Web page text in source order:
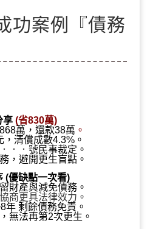
功案例『債務
省830萬』
享(省830萬)
萬，還款38萬 。
清償成數4.3%。
．．． 號民事裁定 。
，避開更生盲點。
(優缺點一次看)
財產與減免債務。
商更具法律效力。
年 剩餘債務免責。
無法再第2次更生。